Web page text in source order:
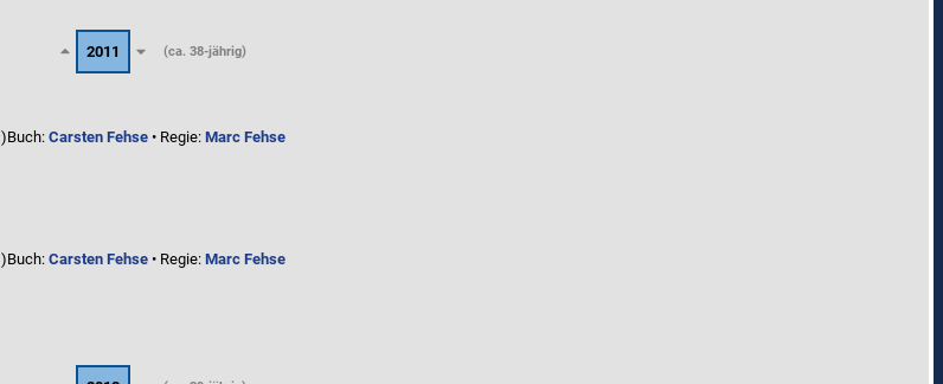
2011 (ca. 38-jährig)
)Buch: Carsten Fehse • Regie: Marc Fehse
)Buch: Carsten Fehse • Regie: Marc Fehse